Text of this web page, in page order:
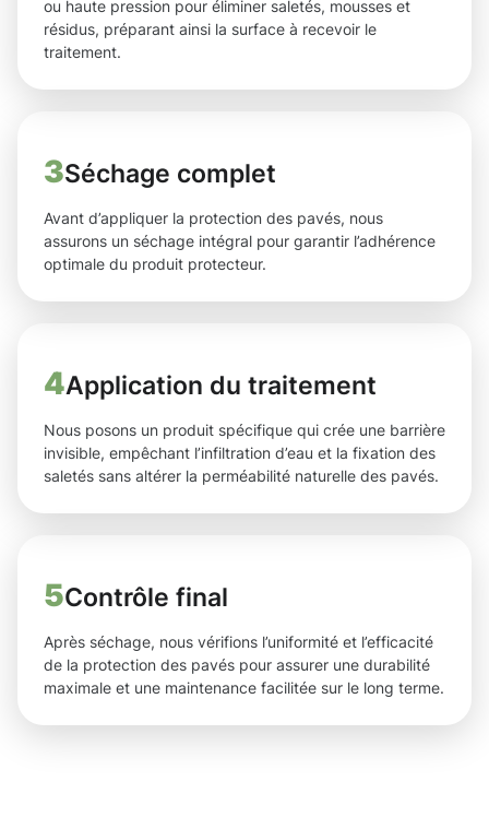
ou haute pression pour éliminer saletés, mousses et
résidus, préparant ainsi la surface à recevoir le
traitement.
3Séchage complet
Avant d’appliquer la protection des pavés, nous
assurons un séchage intégral pour garantir l’adhérence
optimale du produit protecteur.
4Application du traitement
Nous posons un produit spécifique qui crée une barrière
invisible, empêchant l’infiltration d’eau et la fixation des
saletés sans altérer la perméabilité naturelle des pavés.
5Contrôle final
Après séchage, nous vérifions l’uniformité et l’efficacité
de la protection des pavés pour assurer une durabilité
maximale et une maintenance facilitée sur le long terme.